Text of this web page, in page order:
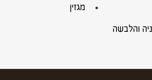
והלבשה
מגזין